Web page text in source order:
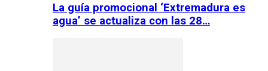
La guía promocional ‘Extremadura es
agua’ se actualiza con las 28…